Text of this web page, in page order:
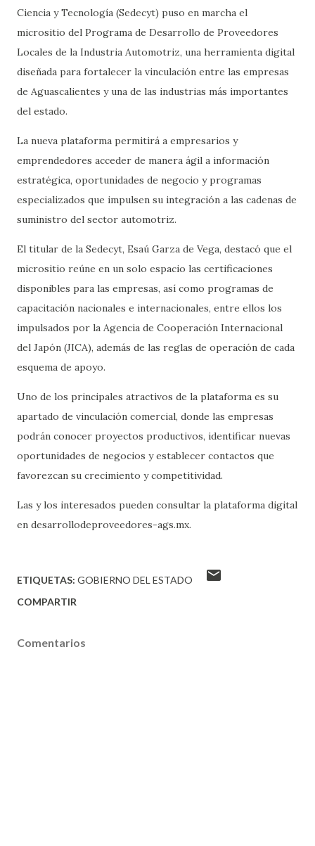
Ciencia y Tecnología (Sedecyt) puso en marcha el
micrositio del Programa de Desarrollo de Proveedores
Locales de la Industria Automotriz, una herramienta digital
diseñada para fortalecer la vinculación entre las empresas
de Aguascalientes y una de las industrias más importantes
del estado.
La nueva plataforma permitirá a empresarios y
emprendedores acceder de manera ágil a información
estratégica, oportunidades de negocio y programas
especializados que impulsen su integración a las cadenas de
suministro del sector automotriz.
El titular de la Sedecyt, Esaú Garza de Vega, destacó que el
micrositio reúne en un solo espacio las certificaciones
disponibles para las empresas, así como programas de
capacitación nacionales e internacionales, entre ellos los
impulsados por la Agencia de Cooperación Internacional
del Japón (JICA), además de las reglas de operación de cada
esquema de apoyo.
Uno de los principales atractivos de la plataforma es su
apartado de vinculación comercial, donde las empresas
podrán conocer proyectos productivos, identificar nuevas
oportunidades de negocios y establecer contactos que
favorezcan su crecimiento y competitividad.
Las y los interesados pueden consultar la plataforma digital
en desarrollodeproveedores-ags.mx.
ETIQUETAS: GOBIERNO DEL ESTADO
COMPARTIR
Comentarios